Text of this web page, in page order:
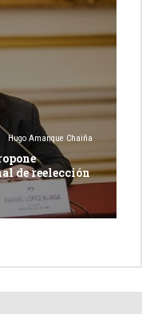
Hugo Amanque Chaiña
de reelección